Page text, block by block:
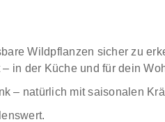
Wildpflanzen sicher zu
in der Küche und für dein
– natürlich mit saisonalen